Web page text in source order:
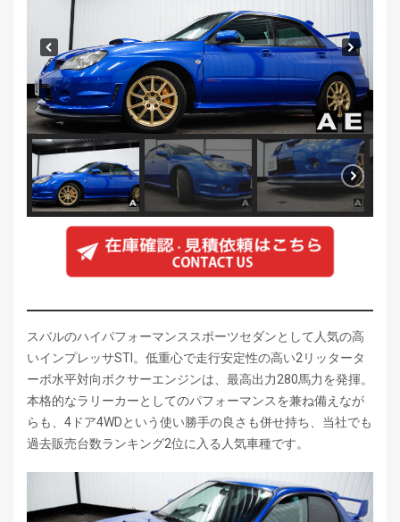
スバルのハイパフォーマンススポーツセダンとして人気の高
いインプレッサSTI。低重心で走行安定性の高い2リッタータ
ーボ水平対向ボクサーエンジンは、最高出力280馬力を発揮。
本格的なラリーカーとしてのパフォーマンスを兼ね備えなが
らも、4ドア4WDという使い勝手の良さも併せ持ち、当社でも
過去販売台数ランキング2位に入る人気車種です。